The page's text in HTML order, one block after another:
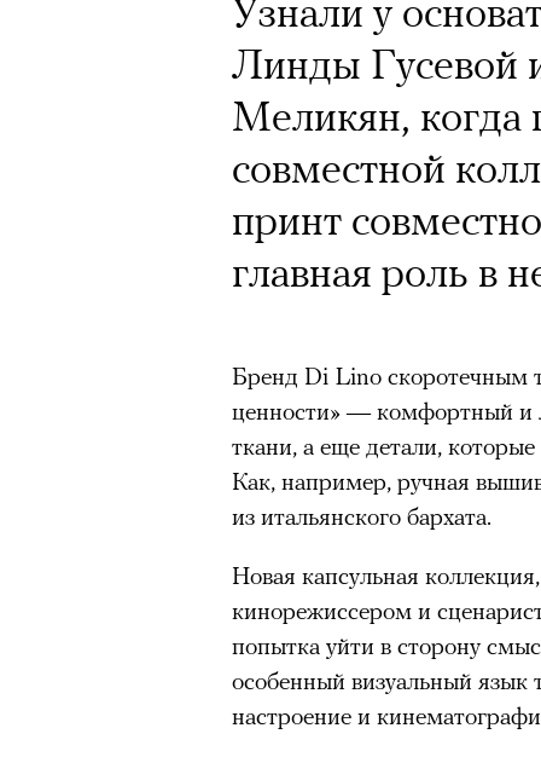
Узнали у
Линды Гусевой
Меликян, когда
совместной
принт
главная роль в
Бренд Di Lino скоротечным
ценности» — комфортный и
ткани, а еще детали,
Как, например, ручная
из итальянского бархата.
Новая капсульная
кинорежиссером и
попытка уйти в сторону
особенный визуальный язык
настроение и